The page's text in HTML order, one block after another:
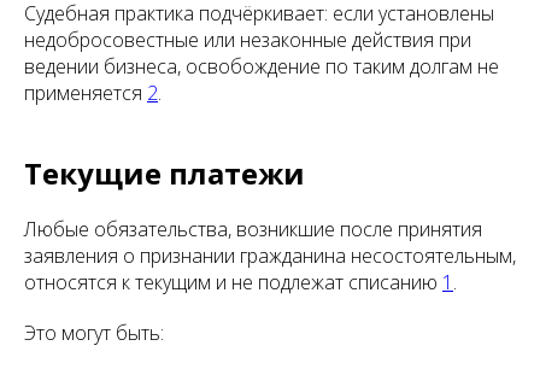
Судебная практика подчёркивает: если установлены
недобросовестные или незаконные действия при
ведении бизнеса, освобождение по таким долгам не
применяется 2.
Текущие платежи
Любые обязательства, возникшие после принятия
заявления о признании гражданина несостоятельным,
относятся к текущим и не подлежат списанию 1 .
Это могут быть: